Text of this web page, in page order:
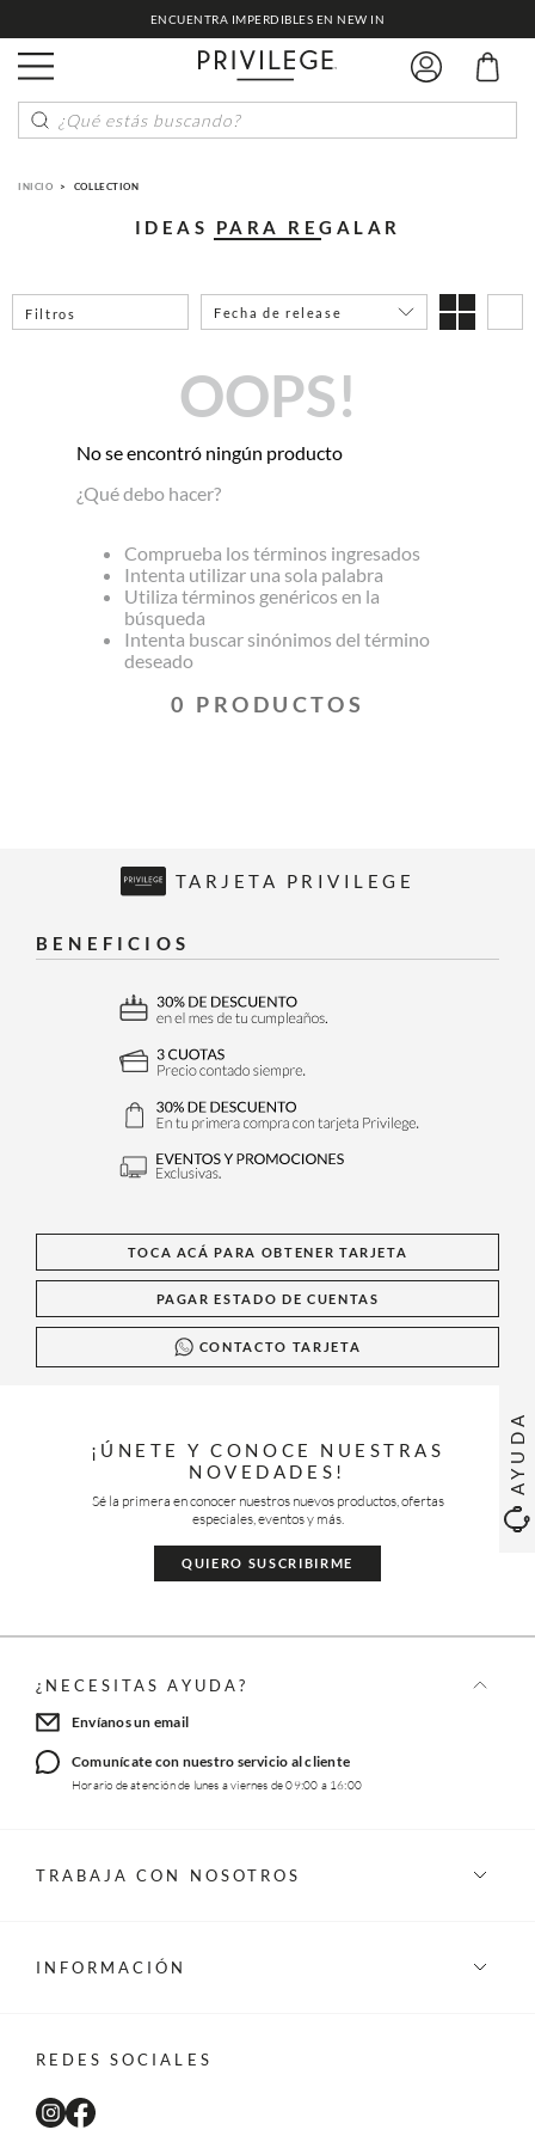
AYUDA
ENCUENTRA IMPERDIBLES EN NEW IN
¿Qué estás buscando?
INICIO COLLECTION
IDEAS PARA REGALAR
Filtros Fecha de release
OOPS!
No se encontró ningún producto
¿Qué debo hacer?
Comprueba los términos ingresados
Intenta utilizar una sola palabra
Utiliza términos genéricos en la
búsqueda
Intenta buscar sinónimos del término
deseado
0 PRODUCTOS
TARJETA PRIVILEGE
BENEFICIOS
TOCA ACÁ PARA OBTENER TARJETA
PAGAR ESTADO DE CUENTAS
CONTACTO TARJETA
¡ÚNETE Y CONOCE NUESTRAS
NOVEDADES!
Sé la primera en conocer nuestros nuevos productos, ofertas
especiales, eventos y más.
QUIERO SUSCRIBIRME
¿NECESITAS AYUDA?
Envíanos un email
Comunícate con nuestro servicio al cliente
Horario de atención de lunes a viernes de 09:00 a 16:00
TRABAJA CON NOSOTROS
INFORMACIÓN
REDES SOCIALES